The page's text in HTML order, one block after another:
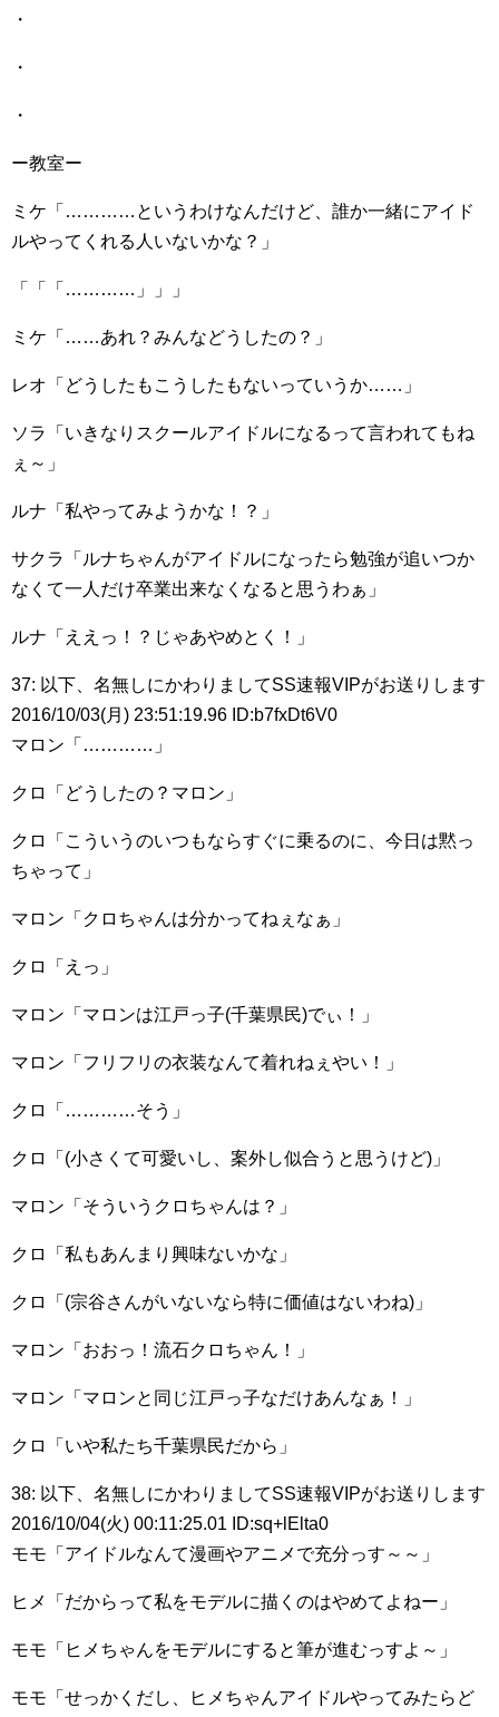
・
・
・
ー教室ー
ミケ「…………というわけなんだけど、誰か一緒にアイド
ルやってくれる人いないかな？」
「「「…………」」」
ミケ「……あれ？みんなどうしたの？」
レオ「どうしたもこうしたもないっていうか……」
ソラ「いきなりスクールアイドルになるって言われてもね
ぇ～」
ルナ「私やってみようかな！？」
サクラ「ルナちゃんがアイドルになったら勉強が追いつか
なくて一人だけ卒業出来なくなると思うわぁ」
ルナ「ええっ！？じゃあやめとく！」
37: 以下、名無しにかわりましてSS速報VIPがお送りします
2016/10/03(月) 23:51:19.96 ID:b7fxDt6V0
マロン「…………」
クロ「どうしたの？マロン」
クロ「こういうのいつもならすぐに乗るのに、今日は黙っ
ちゃって」
マロン「クロちゃんは分かってねぇなぁ」
クロ「えっ」
マロン「マロンは江戸っ子(千葉県民)でぃ！」
マロン「フリフリの衣装なんて着れねぇやい！」
クロ「…………そう」
クロ「(小さくて可愛いし、案外し似合うと思うけど)」
マロン「そういうクロちゃんは？」
クロ「私もあんまり興味ないかな」
クロ「(宗谷さんがいないなら特に価値はないわね)」
マロン「おおっ！流石クロちゃん！」
マロン「マロンと同じ江戸っ子なだけあんなぁ！」
クロ「いや私たち千葉県民だから」
38: 以下、名無しにかわりましてSS速報VIPがお送りします
2016/10/04(火) 00:11:25.01 ID:sq+lElta0
モモ「アイドルなんて漫画やアニメで充分っす～～」
ヒメ「だからって私をモデルに描くのはやめてよねー」
モモ「ヒメちゃんをモデルにすると筆が進むっすよ～」
モモ「せっかくだし、ヒメちゃんアイドルやってみたらど